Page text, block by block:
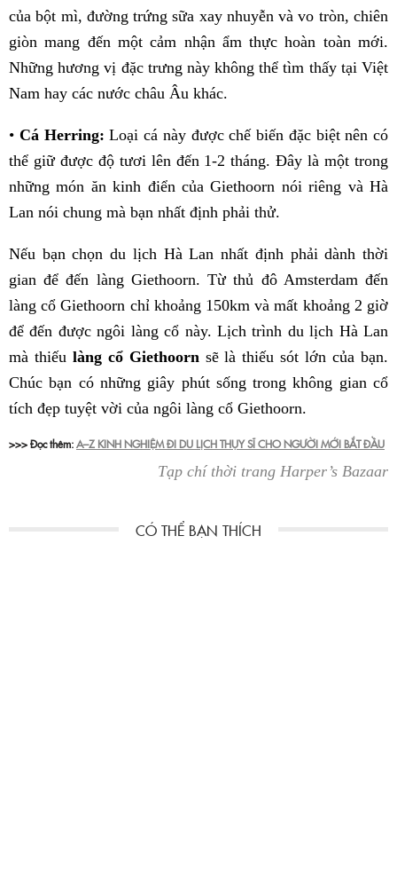
của bột mì, đường trứng sữa xay nhuyễn và vo tròn, chiên
giòn mang đến một cảm nhận ẩm thực hoàn toàn mới.
Những hương vị đặc trưng này không thể tìm thấy tại Việt
Nam hay các nước châu Âu khác.
• Cá Herring: Loại cá này được chế biến đặc biệt nên có
thể giữ được độ tươi lên đến 1-2 tháng. Đây là một trong
những món ăn kinh điển của Giethoorn nói riêng và Hà
Lan nói chung mà bạn nhất định phải thử.
Nếu bạn chọn du lịch Hà Lan nhất định phải dành thời
gian để đến làng Giethoorn. Từ thủ đô Amsterdam đến
làng cổ Giethoorn chỉ khoảng 150km và mất khoảng 2 giờ
để đến được ngôi làng cổ này. Lịch trình du lịch Hà Lan
mà thiếu làng cổ Giethoorn sẽ là thiếu sót lớn của bạn.
Chúc bạn có những giây phút sống trong không gian cổ
tích đẹp tuyệt vời của ngôi làng cổ Giethoorn.
>>> Đọc thêm:A–Z KINH NGHIỆM ĐI DU LỊCH THỤY SĨ CHO NGƯỜI MỚI BẮT ĐẦU
Tạp chí thời trang Harper’s Bazaar